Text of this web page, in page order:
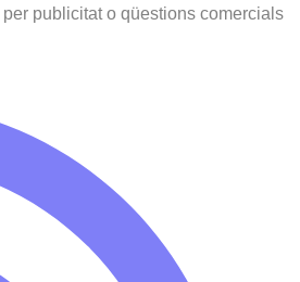
publicitat o qüestions comercials